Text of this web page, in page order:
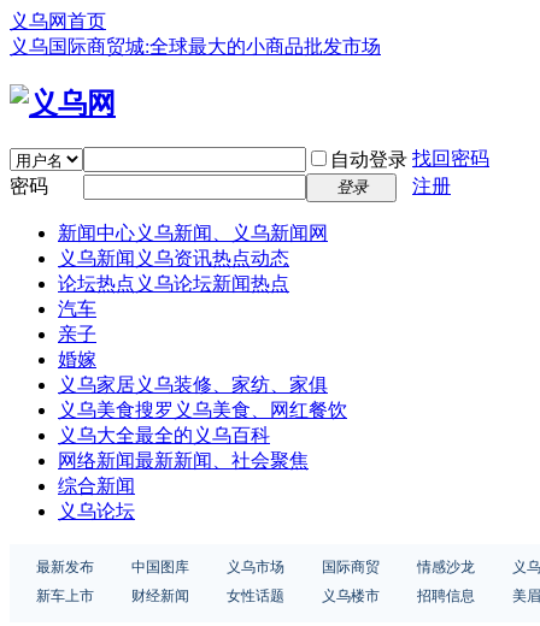
义乌网首页
义乌国际商贸城:全球最大的小商品批发市场
自动登录 找回密码
密码
登录 注册
新闻中心义乌新闻、义乌新闻网
义乌新闻 义乌资讯热点动态
论坛热点 义乌论坛新闻热点
汽车
亲子
婚嫁
义乌家居义乌装修、家纺、家俱
义乌美食搜罗义乌美食、网红餐饮
义乌大全最全的义乌百科
网络新闻最新新闻、社会聚焦
综合新闻
义乌论坛
最新发布 中国图库 义乌市场 国际商贸 情感沙龙
义
新车上市
财经新闻 女性话题 义乌楼市 招聘信息 美